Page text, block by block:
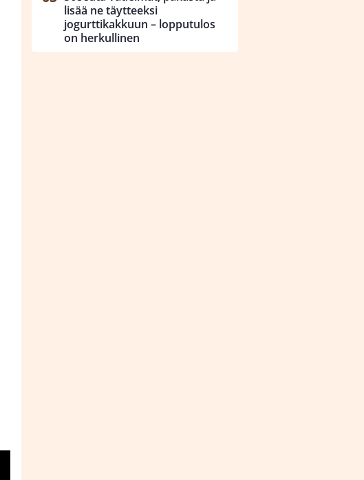
lisää ne täytteeksi
jogurttikakkuun – lopputulos
on herkullinen